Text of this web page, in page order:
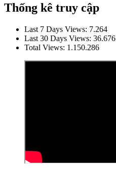
Thống kê truy cập
Last 7 Days Views: 7.264
Last 30 Days Views: 36.676
Total Views: 1.150.286